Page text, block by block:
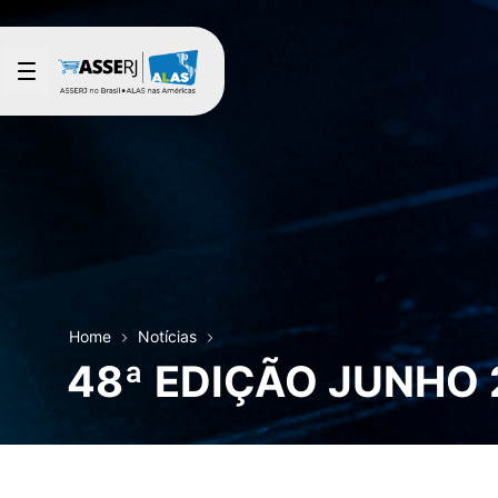
Pular para o Conteúdo principal
Home Notícias
48ª EDIÇÃO